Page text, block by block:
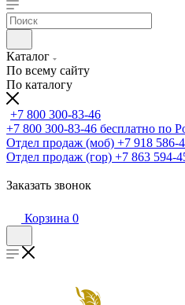
Каталог
По всему сайту
По каталогу
+7 800 300-83-46
+7 800 300-83-46 бесплатно по
Отдел продаж (моб) +7 918 586-
Отдел продаж (гор) +7 863 594-
Заказать звонок
Корзина 0